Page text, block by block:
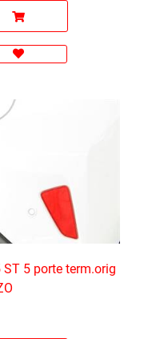
5 porte term.orig